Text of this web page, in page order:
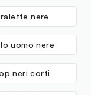
nere
uomo nere
neri corti